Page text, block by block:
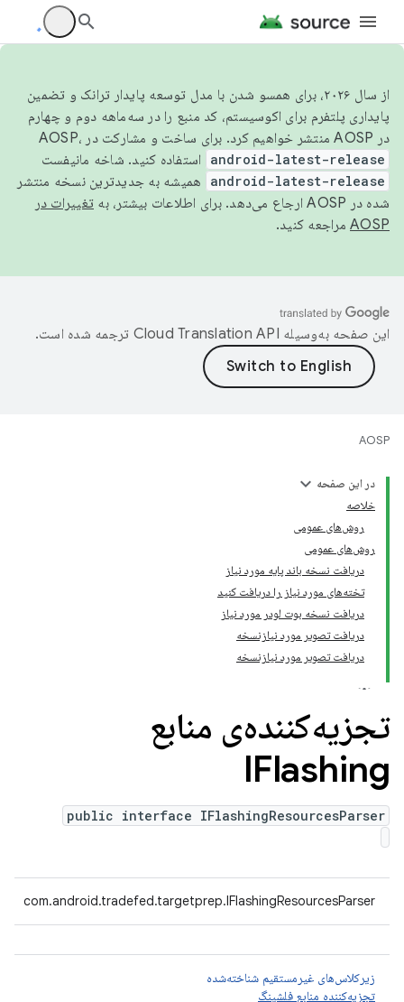
از سال ۲۰۲۶، برای همسو شدن با مدل توسعه پایدار ترانک و تضمین
پایداری پلتفرم برای اکوسیستم، کد منبع را در سه‌ماهه دوم و چهارم
در AOSP منتشر خواهیم کرد. برای ساخت و مشارکت در AOSP،
android-latest-release استفاده کنید. شاخه مانیفست
android-latest-release
همیشه به جدیدترین نسخه منتشر
شده در AOSP ارجاع می‌دهد. برای اطلاعات بیشتر، به
تغییرات در
AOSP مراجعه کنید.
این صفحه به‌وسیله ترجمه شده است.
AOSP
در این صفحه
خلاصه
روش‌های عمومی
روش‌های عمومی
دریافت نسخه باند پایه مورد نیاز
تخته‌های مورد نیاز را دریافت کنید
دریافت نسخه بوت لودر مورد نیاز
دریافت تصویر مورد نیازنسخه
دریافت تصویر مورد نیازنسخه
تجزیه‌کننده‌ی منابع
IFlashing
public interface IFlashingResourcesParser
com.android.tradefed.targetprep.IFlashingResourcesParser
زیرکلاس‌های غیرمستقیم شناخته‌شده
تجزیه‌کننده منابع فلشینگ